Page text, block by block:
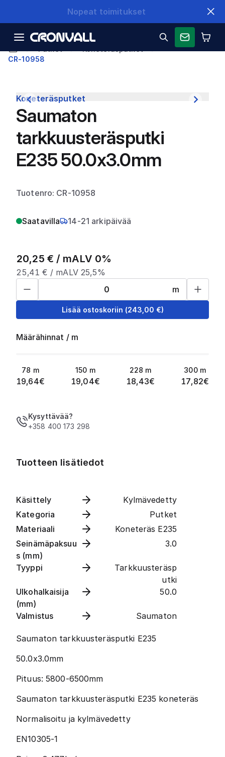
Nopeat toimitukset
CR-10958
Koneteräsputket
Saumaton
tarkkuusteräsputki
E235 50.0x3.0mm
Tuotenro: CR-10958
Saatavilla 14-21 arkipäivää
20,25 € / mALV 0%
25,41 € / mALV 25,5%
m
Lisää ostoskoriin (243,00 €)
Määrähinnat / m
78 m
19,64€
150 m
19,04€
228 m
18,43€
300 m
17,82€
Kysyttävää?
+358 400 173 298
Tuotteen lisätiedot
Käsittely
Kylmävedetty
Kategoria
Putket
Materiaali
Koneteräs E235
Seinämäpaksuu
s (mm)
3.0
Tyyppi
Tarkkuusteräsp
utki
Ulkohalkaisija
(mm)
50.0
Valmistus Saumaton
Saumaton tarkkuusteräsputki E235
50.0x3.0mm
Pituus: 5800-6500mm
Saumaton tarkkuusteräsputki E235 koneteräs
Normalisoitu ja kylmävedetty
EN10305-1